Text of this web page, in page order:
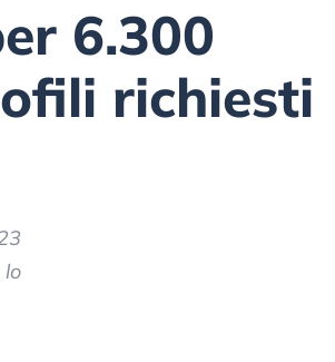
6.300
richiesti